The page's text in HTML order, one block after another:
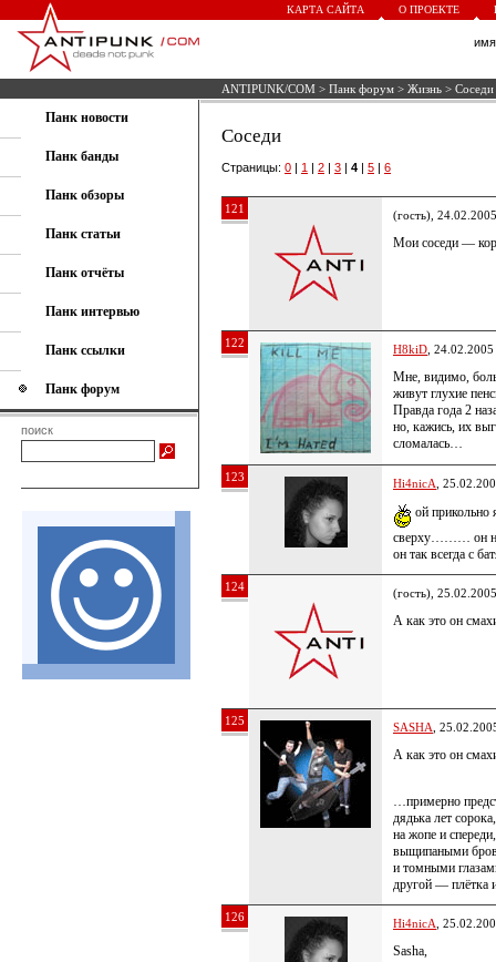
КАРТА САЙТА О ПРОЕКТЕ
ANTIPUNK/COM > Панк форум > Жизнь > Соседи
Панк новости
Панк банды
Панк обзоры
Панк статьи
Панк отчёты
Панк интервью
Панк ссылки
Панк форум
поиск
Соседи
Страницы: 0 | 1 | 2 | 3 | 4 | 5 | 6
121 (гость),
Мои соседи —
122 H8kiD ,
Мне, видимо,
живут глухие
Правда года 2
но, кажись, их
сломалась…
123 Hi4nicA ,
ой прикольно
сверху……… он на
он так всегда с
124 (гость),
А как это он
125 SASHA ,
А как это он
…примерно
дядька лет
на жопе и
выщипаными
и томными
другой — плётка
126 Hi4nicA ,
Sasha,